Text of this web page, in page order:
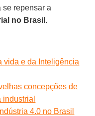
se repensar a
no Brasil .
vida e da Inteligência
concepções de
industrial
4.0 no Brasil